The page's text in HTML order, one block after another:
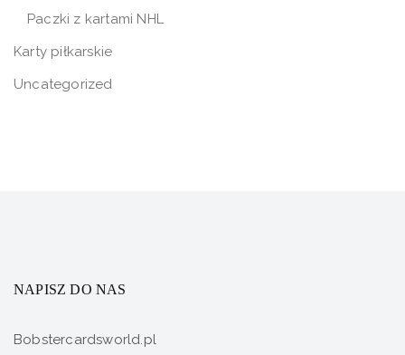
Paczki z kartami NHL
Karty piłkarskie
Uncategorized
NAPISZ DO NAS
Bobstercardsworld.pl